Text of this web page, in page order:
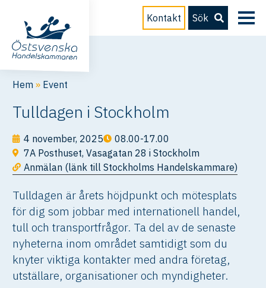
Kontakt Sök
Hem » Event
Tulldagen i Stockholm
4 november, 2025
08.00-17.00
7A Posthuset, Vasagatan 28 i Stockholm
Anmälan (länk till Stockholms Handelskammare)
Tulldagen är årets höjdpunkt och mötesplats
för dig som jobbar med internationell handel,
tull och transportfrågor. Ta del av de senaste
nyheterna inom området samtidigt som du
knyter viktiga kontakter med andra företag,
utställare, organisationer och myndigheter.